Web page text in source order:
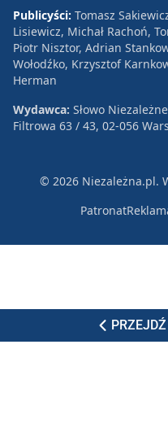
Publicyści: Tomasz
Lisiewicz, Michał Rachoń,
Piotr Nisztor, Adrian
Wołodźko, Krzysztof
Herman
Wydawca: Słowo
Filtrowa 63 / 43, 02-056
© 2026 Niezależna.pl.
Patronat